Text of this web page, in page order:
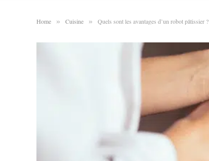
Home » Cuisine » Quels sont les avantages d’un robot pâtissier ?